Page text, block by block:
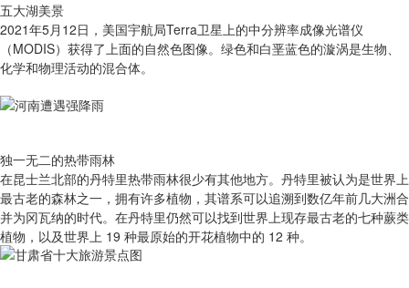
五大湖美景
2021年5月12日，美国宇航局Terra卫星上的中分辨率成像光谱仪
（MODIS）获得了上面的自然色图像。绿色和白垩蓝色的漩涡是生物、
化学和物理活动的混合体。
独一无二的热带雨林
在昆士兰北部的丹特里热带雨林很少有其他地方。丹特里被认为是世界上
最古老的森林之一，拥有许多植物，其谱系可以追溯到数亿年前几大洲合
并为冈瓦纳的时代。在丹特里仍然可以找到世界上现存最古老的七种蕨类
植物，以及世界上 19 种最原始的开花植物中的 12 种。